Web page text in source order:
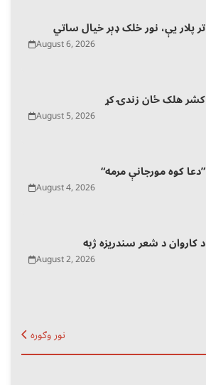
تر پلار یې، نور خلک ډېر خیال ساتي
August 6, 2026
کشر هلک ځان زندۍ کړ
August 5, 2026
“دعا کوه مورجانې مرمه”
August 4, 2026
د کاروان د شعر سندریزه ژبه
August 2, 2026
نور وګوره